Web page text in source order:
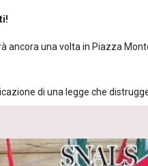
ancora una volta in Piazza
di una legge che